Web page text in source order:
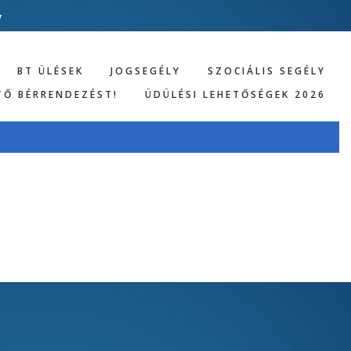
BT ÜLÉSEK JOGSEGÉLY
SZOCIÁLIS SEGÉLY
BÉRRENDEZÉST!
ÜDÜLÉSI LEHETŐSÉGEK 2026